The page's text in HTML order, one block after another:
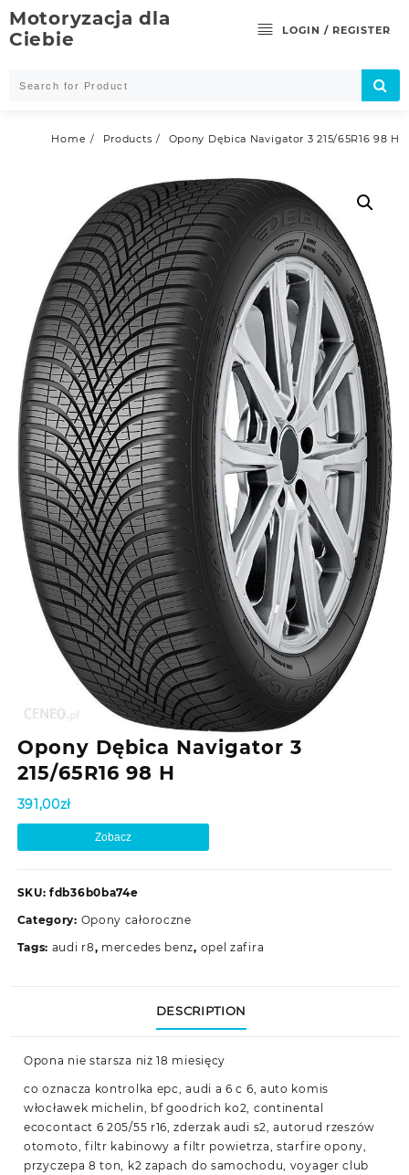
Skip
to
content
Motoryzacja dla
Ciebie
LOGIN / REGISTER
Home Products Opony Dębica Navigator 3 215/65R16 98 H
Opony Dębica Navigator 3
215/65R16 98 H
391,00zł
Zobacz
SKU: fdb36b0ba74e
Category: Opony całoroczne
Tags: audi r8, mercedes benz, opel zafira
DESCRIPTION
Opona nie starsza niż 18 miesięcy
co oznacza kontrolka epc, audi a 6 c 6, auto komis
włocławek michelin, bf goodrich ko2, continental
ecocontact 6 205/55 r16, zderzak audi s2, autorud rzeszów
otomoto, filtr kabinowy a filtr powietrza, starfire opony,
przyczepa 8 ton, k2 zapach do samochodu, voyager club